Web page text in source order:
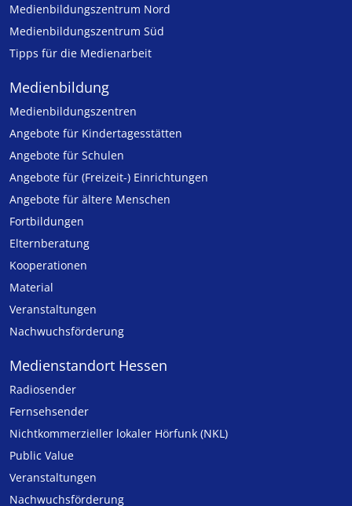
Medienbildungszentrum Nord
Medienbildungszentrum Süd
Tipps für die Medienarbeit
Medienbildung
Medien­bildungs­zentren
Angebote für Kinder­tages­stätten
Angebote für Schulen
Angebote für (Freizeit-) Ein­rich­tungen
Angebote für ältere Menschen
Fortbildungen
Elternberatung
Kooperationen
Material
Veranstaltungen
Nachwuchsförderung
Medienstandort Hessen
Radiosender
Fernsehsender
Nicht­kommer­zieller lo­ka­ler Hör­funk (NKL)
Public Value
Veranstaltungen
Nachwuchsförderung